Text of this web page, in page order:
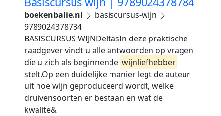
boekenbalie.nl
basiscursus-wijn
9789024378784
BASISCURSUS WIJNDeltasIn deze praktische
raadgever vindt u alle antwoorden op vragen
die u zich als beginnende wijnliefhebber
stelt.Op een duidelijke manier legt de auteur
uit hoe wijn geproduceerd wordt, welke
druivensoorten er bestaan en wat de
kwalite&